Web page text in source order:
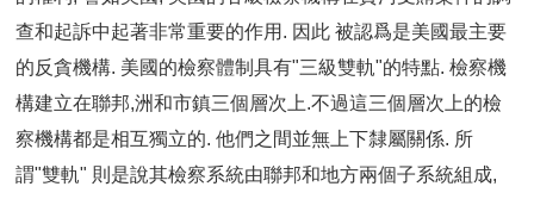
查和起訴中起著非常重要的作用. 因此 被認爲是美國最主要
的反貪機構. 美國的檢察體制具有"三級雙軌"的特點. 檢察機
構建立在聯邦,洲和市鎮三個層次上.不過這三個層次上的檢
察機構都是相互獨立的. 他們之間並無上下隸屬關係. 所
謂"雙軌" 則是說其檢察系統由聯邦和地方兩個子系統組成,